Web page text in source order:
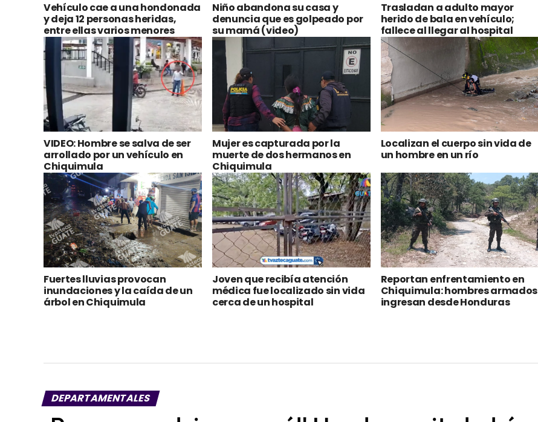
Vehículo cae a una hondonada
y deja 12 personas heridas,
entre ellas varios menores
Niño abandona su casa y
denuncia que es golpeado por
su mamá (video)
Trasladan a adulto mayor
herido de bala en vehículo;
fallece al llegar al hospital
VIDEO: Hombre se salva de ser
arrollado por un vehículo en
Chiquimula
Mujer es capturada por la
muerte de dos hermanos en
Chiquimula
Localizan el cuerpo sin vida de
un hombre en un río
Fuertes lluvias provocan
inundaciones y la caída de un
árbol en Chiquimula
Joven que recibía atención
médica fue localizado sin vida
cerca de un hospital
Reportan enfrentamiento en
Chiquimula: hombres armados
ingresan desde Honduras
DEPARTAMENTALES